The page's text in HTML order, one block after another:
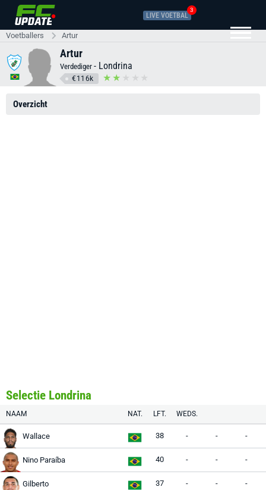
LIVE VOETBAL
3
Voetballers Artur
Artur
Verdediger - Londrina
€116k
Overzicht
Selectie Londrina
NAAM NAT. LFT. WEDS.
Wallace 38 - - -
Nino Paraíba 40 - - -
Gilberto 37 - - -